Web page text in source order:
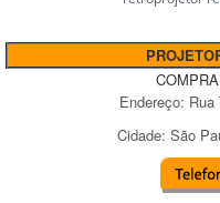
Endereço: Rua
Cidade: São